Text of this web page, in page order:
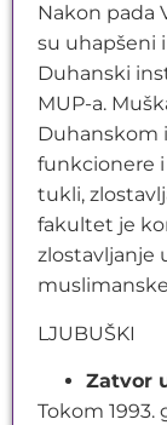
Nakon pada
su uhapšeni
Duhanski
MUP-a.
Duhanskom
funkcionere i
tukli,
fakultet je
zlostavljanje
LJUBUŠKI
Zatvor
Tokom